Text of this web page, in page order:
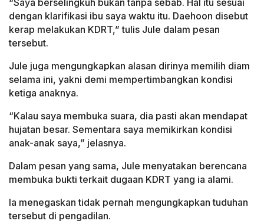
“Saya berselingkuh bukan tanpa sebab. Hal itu sesuai
dengan klarifikasi ibu saya waktu itu. Daehoon disebut
kerap melakukan KDRT,” tulis Jule dalam pesan
tersebut.
Jule juga mengungkapkan alasan dirinya memilih diam
selama ini, yakni demi mempertimbangkan kondisi
ketiga anaknya.
“Kalau saya membuka suara, dia pasti akan mendapat
hujatan besar. Sementara saya memikirkan kondisi
anak-anak saya,” jelasnya.
Dalam pesan yang sama, Jule menyatakan berencana
membuka bukti terkait dugaan KDRT yang ia alami.
Ia menegaskan tidak pernah mengungkapkan tuduhan
tersebut di pengadilan.